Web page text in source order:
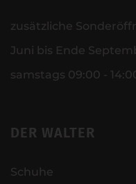
zusätzliche
Juni bis Ende
samstags 09:00 -
DER WALTER
Schuhe